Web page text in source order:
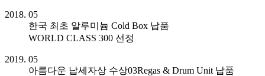
2018. 05
한국 최초 알루미늄 Cold Box 납품
WORLD CLASS 300 선정
2019. 05
아름다운 납세자상 수상03Regas & Drum Unit 납품